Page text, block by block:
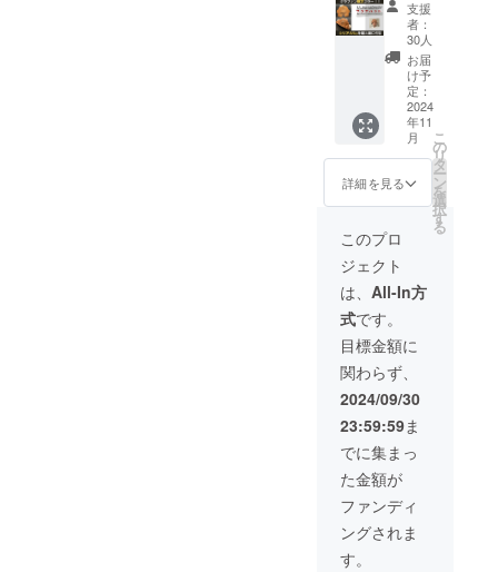
して利
用可能
その
場合の
有効期
間はグ
ランド
オープ
ンから1
なの
で、プ
レゼン
ト利用
もオス
スメ！
「利用
可能時
間」 ・
～
CLOSE
分）
「サー
ビス内
容」 ・
チケッ
トと引
き換え
で120分
パブ
リック
をご利
用でき
ます。
「有効
期限」
・グラ
ンド
オープ
容」 ・
チケッ
トと引
き換え
で120分
パブ
リック
をご利
用でき
「予約
方法」
にメー
ルにて
日程調
整をさ
ただき
ます。
「注意
事項」
・パブ
リック
は男性
専用 ・
本券１
枚につ
き１名
様まで
利用可
分）
「サー
ビス内
容」 ・
チケッ
トと引
き換え
でパブ
リック
をご利
用でき
事項」
リック
は男性
専用 ・
本券１
枚につ
き１名
様まで
利用可
金への
交換不
可 ・紛
失の際
は再発
行不可
・個室
UNA
MONKE
Yオリジ
ナルサ
ウナ
ハッ
ト」 ・
SAUNA
MONKE
Yオリジ
ナル
で、ク
ラファ
ン販売
のみの
カラー
となり
ます。
・サイ
ズ：
FREE（
男女兼
用） ・
シリア
ルナン
バーは
ご購入
順とな
りま
す。 ・
支援
者：
30人
お届
け予
定：
2024
年11
月
詳細を見る
こ
の
リ
タ
ー
ン
を
選
択
す
る
このプロ
ジェクト
は、 All-In方
式です。
目標金額に
関わらず、
2024/09/30
23:59:59ま
でに集まっ
た金額が
ファンディ
ングされま
す。